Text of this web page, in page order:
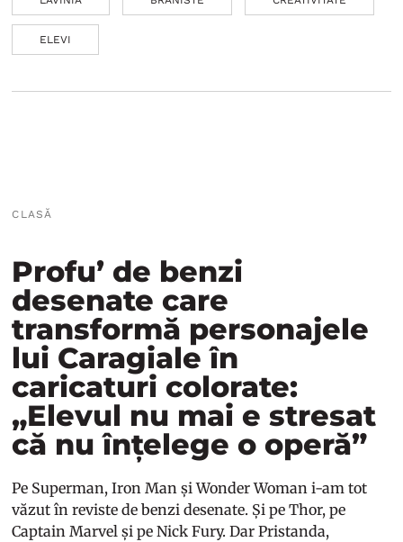
ELEVI
CLASĂ
Profu’ de benzi
desenate care
transformă personajele
lui Caragiale în
caricaturi colorate:
„Elevul nu mai e stresat
că nu înțelege o operă”
Pe Superman, Iron Man și Wonder Woman i-am tot
văzut în reviste de benzi desenate. Și pe Thor, pe
Captain Marvel și pe Nick Fury. Dar Pristanda,